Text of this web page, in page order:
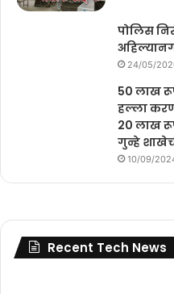
पोलिस
24/05/
50 लाख
हल्ला
20 लाख
गुन्हे
10/09/
Recent Tech News